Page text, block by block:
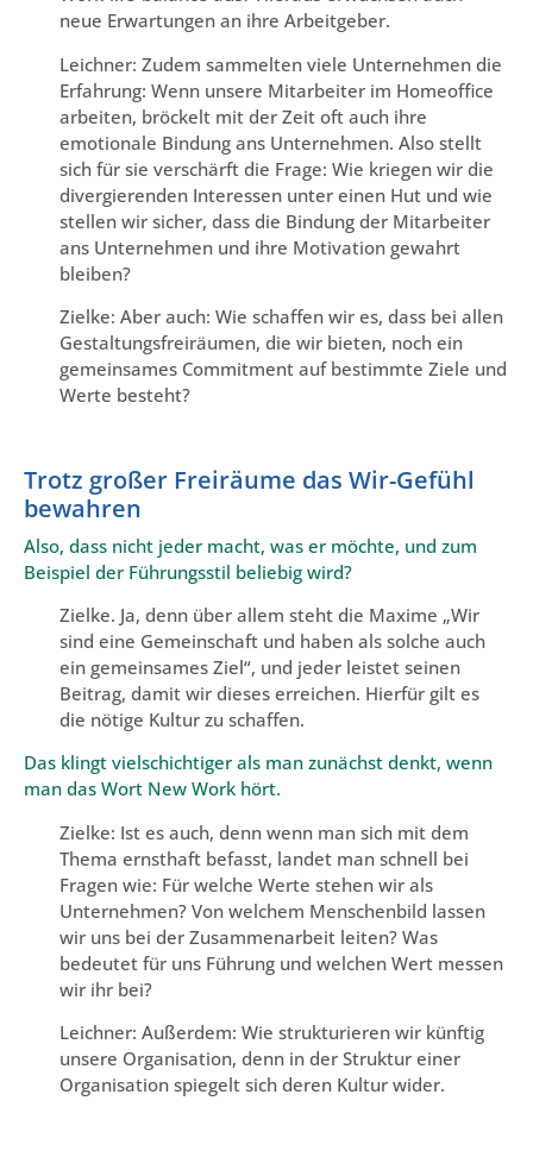
neue Erwartungen an ihre Arbeitgeber.
Leichner: Zudem sammelten viele Unternehmen die
Erfahrung: Wenn unsere Mitarbeiter im Homeoffice
arbeiten, bröckelt mit der Zeit oft auch ihre
emotionale Bindung ans Unternehmen. Also stellt
sich für sie verschärft die Frage: Wie kriegen wir die
divergierenden Interessen unter einen Hut und wie
stellen wir sicher, dass die Bindung der Mitarbeiter
ans Unternehmen und ihre Motivation gewahrt
bleiben?
Zielke: Aber auch: Wie schaffen wir es, dass bei allen
Gestaltungsfreiräumen, die wir bieten, noch ein
gemeinsames Commitment auf bestimmte Ziele und
Werte besteht?
Trotz großer Freiräume das Wir-Gefühl
bewahren
Also, dass nicht jeder macht, was er möchte, und zum
Beispiel der Führungsstil beliebig wird?
Zielke. Ja, denn über allem steht die Maxime „Wir
sind eine Gemeinschaft und haben als solche auch
ein gemeinsames Ziel“, und jeder leistet seinen
Beitrag, damit wir dieses erreichen. Hierfür gilt es
die nötige Kultur zu schaffen.
Das klingt vielschichtiger als man zunächst denkt, wenn
man das Wort New Work hört.
Zielke: Ist es auch, denn wenn man sich mit dem
Thema ernsthaft befasst, landet man schnell bei
Fragen wie: Für welche Werte stehen wir als
Unternehmen? Von welchem Menschenbild lassen
wir uns bei der Zusammenarbeit leiten? Was
bedeutet für uns Führung und welchen Wert messen
wir ihr bei?
Leichner: Außerdem: Wie strukturieren wir künftig
unsere Organisation, denn in der Struktur einer
Organisation spiegelt sich deren Kultur wider.